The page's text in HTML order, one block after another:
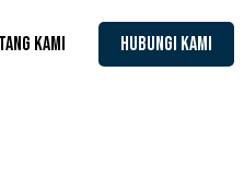
KAMI HUBUNGI KAMI